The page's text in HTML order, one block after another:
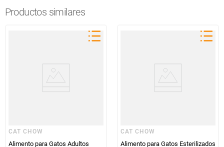
Productos similares
CAT CHOW
Alimento para Gatos Adultos
CAT CHOW
Alimento para Gatos Esterilizados